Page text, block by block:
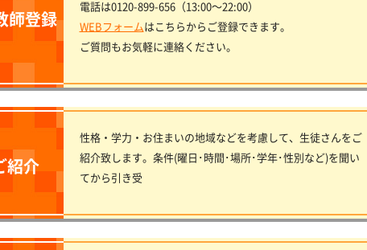
師登録
電話は0120-899-656（13:00〜22:00）
WEBフォームはこちらからご登録できます。
ご質問もお気軽に連絡ください。
紹介
性格・学力・お住まいの地域などを考慮して、生徒さんをご
紹介致します。条件(曜日･時間･場所･学年･性別など)を聞い
てから引き受